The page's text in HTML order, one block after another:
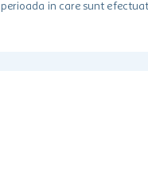
in care sunt